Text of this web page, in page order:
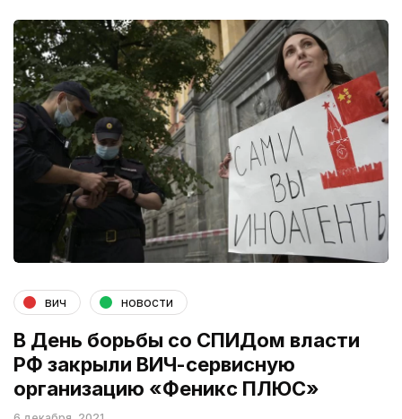
вич новости
В День борьбы со СПИДом власти
РФ закрыли ВИЧ-сервисную
организацию «Феникс ПЛЮС»